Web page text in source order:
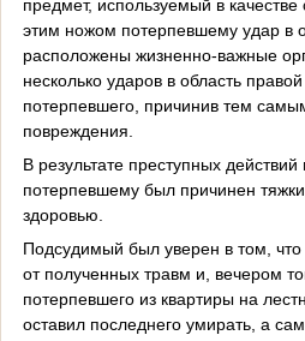
предмет, используемый в
этим ножом потерпевшему удар в
расположены жизненно-важные
несколько ударов в область
потерпевшего, причинив тем
повреждения.
В результате преступных действий
потерпевшему был причинен
здоровью.
Подсудимый был уверен в том, что
от полученных травм и, вечером
потерпевшего из квартиры на
оставил последнего умирать, а